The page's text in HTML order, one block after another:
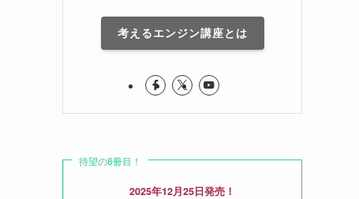
考えるエンジン講座とは
待望の8冊目！
2025年12月25日発売！